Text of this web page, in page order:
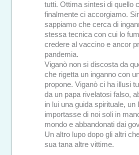
tutti. Ottima sintesi di quello
finalmente ci accorgiamo.
sappiamo che cerca di
stessa tecnica con cui lo
credere al vaccino e ancor
pandemia.
Viganò non si discosta da
che rigetta un inganno con
propone. Viganò ci ha illusi
da un papa rivelatosi falso,
in lui una guida spirituale, un
importasse di noi soli in
mondo e abbandonati dai
Un altro lupo dopo gli altri
sua tana altre vittime.